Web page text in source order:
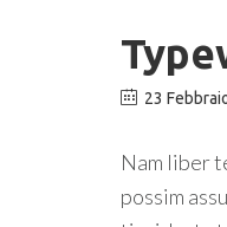
23
Nam liber
possim